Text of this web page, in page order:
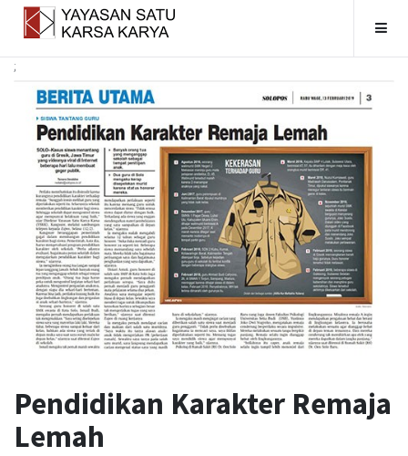
Home
Tentang Kami
Kerja Kami
Jasa
Berita
Produk Pengetahuan
;
Pendidikan Karakter Remaja
Lemah